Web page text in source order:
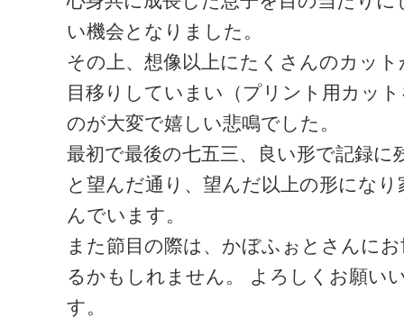
い機会となりました。
その上、想像以上にたくさんのカッ
目移りしていまい（プリント用カッ
のが大変で嬉しい悲鳴でした。
最初で最後の七五三、良い形で記録に
と望んだ通り、望んだ以上の形になり
んでいます。
また節目の際は、かぼふぉとさんに
るかもしれません。 よろしくお願い
す。